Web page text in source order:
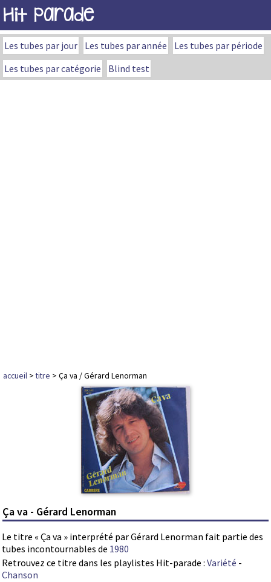
Hit Parade
Les tubes par jour Les tubes par année
Les tubes par période
Les tubes par catégorie
Blind test
accueil >titre > Ça va / Gérard Lenorman
Ça va - Gérard Lenorman
Le titre « Ça va » interprété par Gérard Lenorman fait partie des
tubes incontournables de 1980
Retrouvez ce titre dans les playlistes Hit-parade : Variété -
Chanson